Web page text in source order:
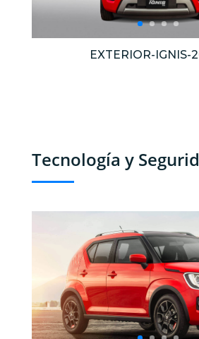
EXTERIOR-IGNIS-
Tecnología y